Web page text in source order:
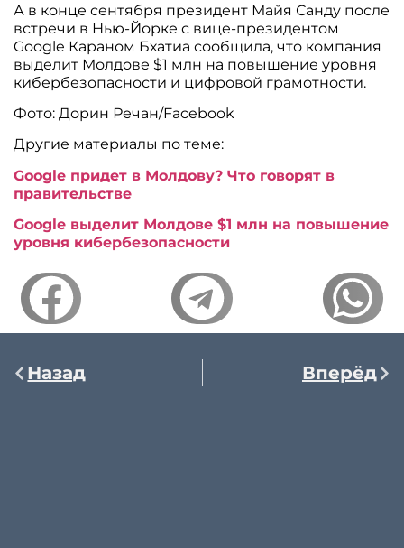
А в конце сентября президент Майя Санду после
встречи в Нью-Йорке с вице-президентом
Google Караном Бхатиа сообщила, что компания
выделит Молдове $1 млн на повышение уровня
кибербезопасности и цифровой грамотности.
Фото: Дорин Речан/Facebook
Другие материалы по теме:
Google придет в Молдову? Что говорят в
правительстве
Google выделит Молдове $1 млн на повышение
уровня кибербезопасности
Назад Вперёд